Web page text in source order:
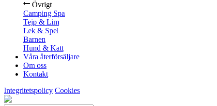
Övrigt
Camping Spa
Tejp & Lim
Lek & Spel
Barnen
Hund & Katt
Våra återförsäljare
Om oss
Kontakt
Integritetspolicy Cookies